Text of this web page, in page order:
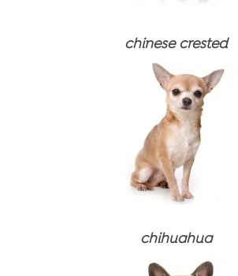
Ξηρές τροφές
Συμπληρώματα διατροφής και βιταμίνες
⚽ ΠΟΔΟΣΦΑΙΡΙΚΟ ΠΑΚΕΤΟ
Υγρές τροφές (κονσέρβες)
⚽ ΠΟΔΟΣΦΑΙΡΙΚΟ ΠΑΚΕΤΟ
chinese crested
chihuahua